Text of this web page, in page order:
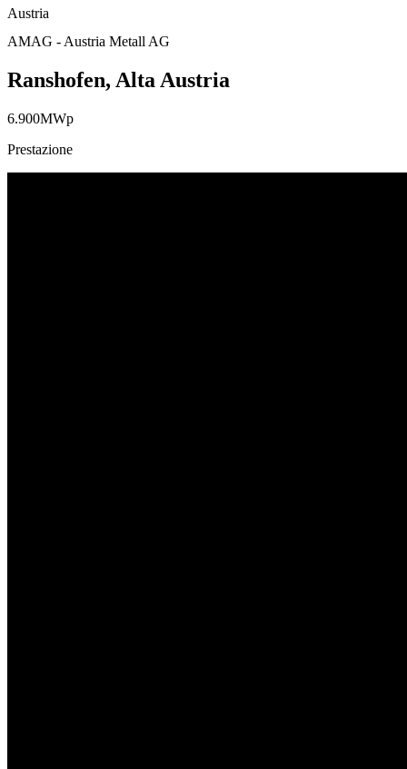
Austria
AMAG - Austria Metall AG
Ranshofen, Alta Austria
6.900MWp
Prestazione